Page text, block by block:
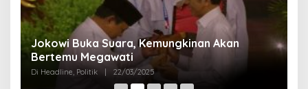
Partai Perjuangan Aceh Bangun Peran
Perempuan di Parlemen Aceh
Di Politik | 12/03/2025